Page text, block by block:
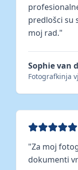
predlošci su
moj rad."
Sophie van
Fotografkinja
"Za moj
dokumenti